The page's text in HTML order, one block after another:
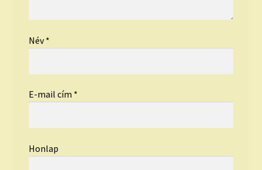
Név*
E-mail cím *
Honlap